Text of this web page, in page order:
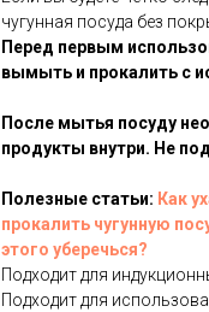
чугунная посуда без
Перед первым
вымыть и прокалить с
После мытья посуду
продукты внутри. Не
Полезные статьи: Как
прокалить чугунную
этого уберечься?
Подходит для
Подходит для